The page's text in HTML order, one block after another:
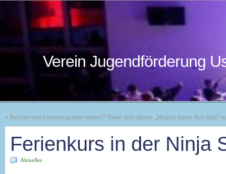
Verein Jugendförderung
« Berichte vom Ferienprogramm starten!!! Bastel dein eigenes „Mensch ärgere dich nicht“
Ferienkurs in der Ninja
Aktuelles